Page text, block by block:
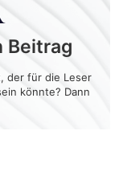
Beitrag
der für die Leser
könnte? Dann